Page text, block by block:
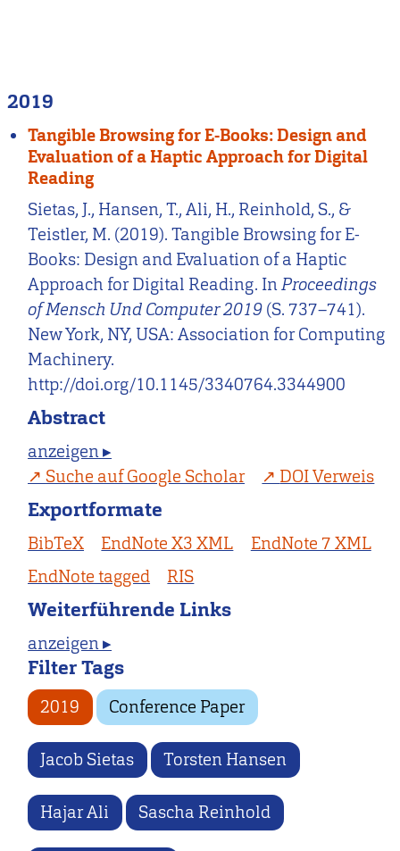
2019
Tangible Browsing for E-Books: Design and
Evaluation of a Haptic Approach for Digital
Reading
Sietas, J., Hansen, T., Ali, H., Reinhold, S., &
Teistler, M. (2019). Tangible Browsing for E-
Books: Design and Evaluation of a Haptic
Approach for Digital Reading. InProceedings
of Mensch Und Computer 2019 (S. 737–741).
New York, NY, USA: Association for Computing
Machinery.
http://doi.org/10.1145/3340764.3344900
Abstract
anzeigen ▸
Suche auf Google Scholar
DOI Verweis
Exportformate
BibTeX EndNote X3 XML
EndNote 7 XML
EndNote tagged
RIS
Weiterführende Links
anzeigen ▸
Filter Tags
2019 Conference Paper
Jacob Sietas Torsten Hansen
Hajar Ali Sascha Reinhold